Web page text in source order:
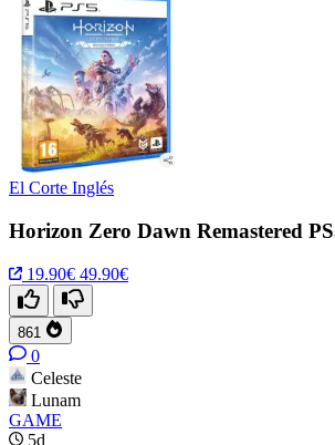
El Corte Inglés
Horizon Zero Dawn Remastered
19.90€ 49.90€
861
0
Celeste
Lunam
GAME
5d